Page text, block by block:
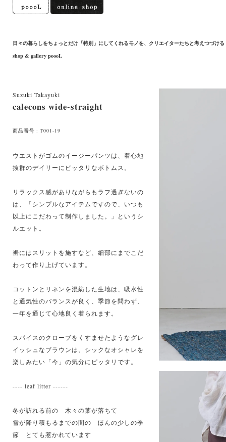
日々の暮らしをちょっとだけ「特別」にしてくれるモノを、クリエイターたちと考えつづける
shop & gallery poooL
Suzuki Takayuki
calecons wide-straight
商品番号 : T001-19
ウエストがゴムのイージーパンツは、着心地
抜群のデイリーにピッタリなボトムス。
リラックス感がありながらもラフ過ぎないの
は、「シンプルなアイテムですので、いつも
以上にこだわって制作しました。」というシ
ルエット。
裾にはスリットを施すなど、細部にまでこだ
わって作り上げています。
コットンとリネンを混紡した生地は、吸水性
と通気性のバランスが良く、季節を問わず、
一年を通じて心地良く着られます。
スパイスのクローブをくすませたようなグレ
イッシュなブラウンは、シックなオシャレを
楽しみたい「今」の気分にピッタリです。
---- leaf litter ------
冬が訪れる前の 木々の葉が落ちて
雪が降り積もるまでの間の ほんの少しの季
節 とても惹かれています